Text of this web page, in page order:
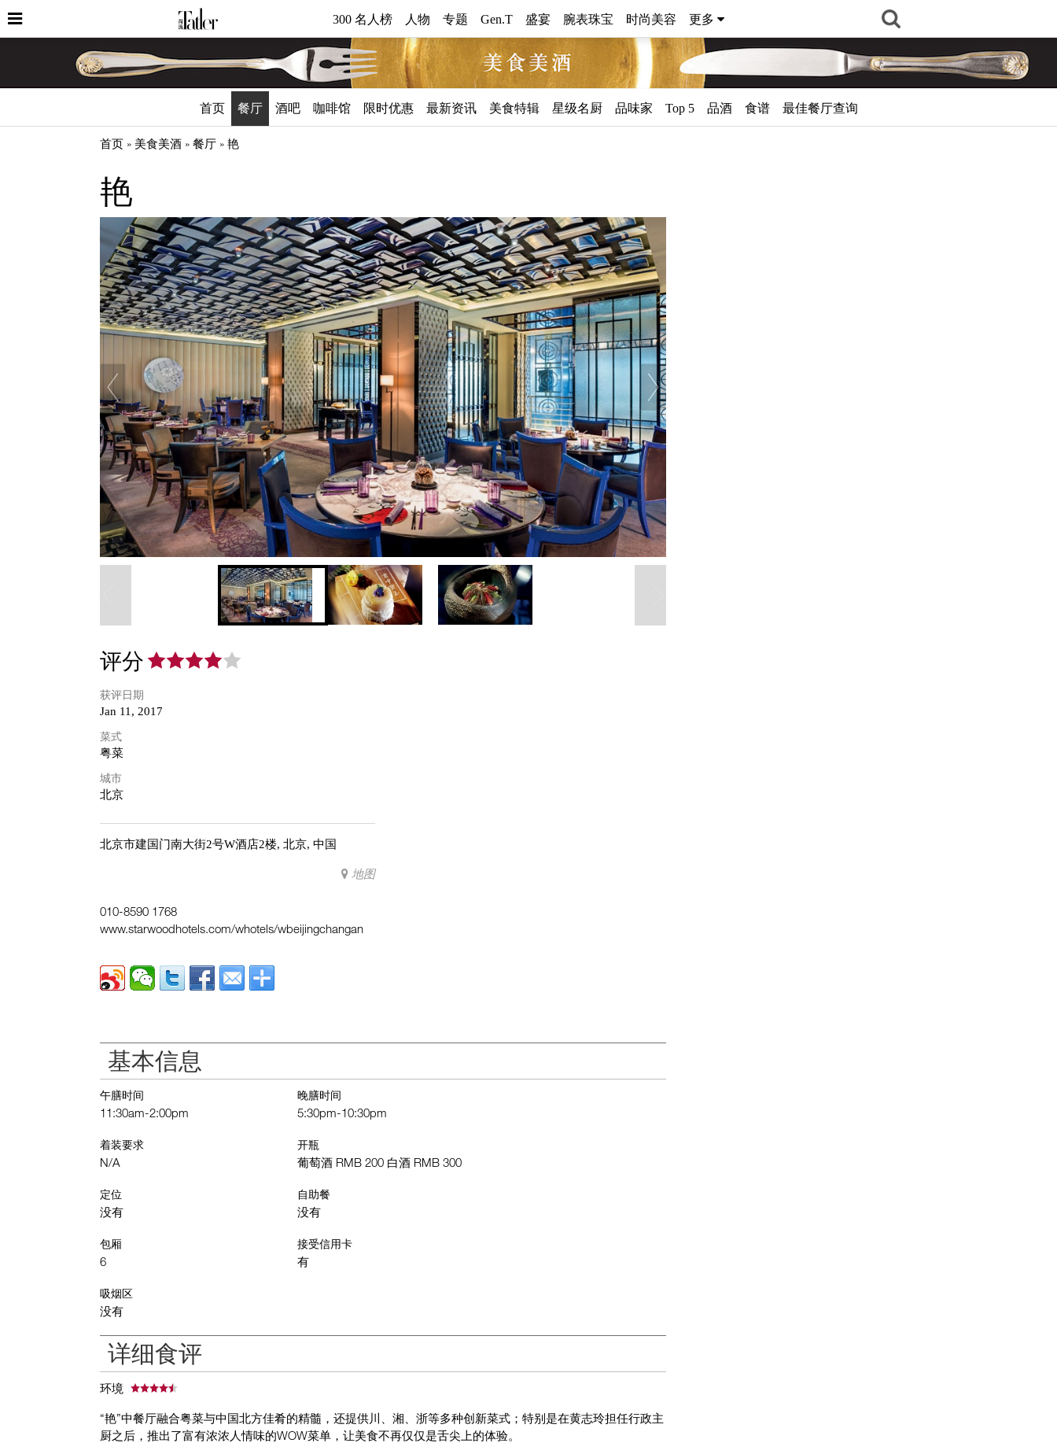
300 名人榜 人物 专题 Gen.T 盛宴 腕表珠宝 时尚美容 更多
美
食
酒
首页 餐厅 酒吧 咖啡馆 限时优惠 最新资讯 美食特辑 星级名厨 品味家 Top 5 品酒 食谱 最佳餐厅查询
首页 美食美酒 餐厅 艳
艳
评分
获评日期
Jan 11, 2017
菜式
粤菜
城市
北京
北京市建国门南大街2号W酒店2楼, 北京, 中国
地图
010-8590 1768
www.starwoodhotels.com/whotels/wbeijingchangan
基本信息
午膳时间
11:30am-2:00pm
晚膳时间
5:30pm-10:30pm
着装要求
N/A
开瓶
葡萄酒 RMB 200 白酒 RMB 300
定位
没有
自助餐
没有
包厢
6
接受信用卡
有
吸烟区
没有
详细食评
环境
“艳”中餐厅融合粤菜与中国北方佳肴的精髓，还提供川、湘、浙等多种创新菜式；特别是在黄志玲担任行政主
厨之后，推出了富有浓浓人情味的WOW菜单，让美食不再仅仅是舌尖上的体验。